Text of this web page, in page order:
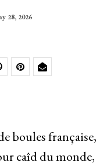
28, 2026
boules française,
caîd du monde,